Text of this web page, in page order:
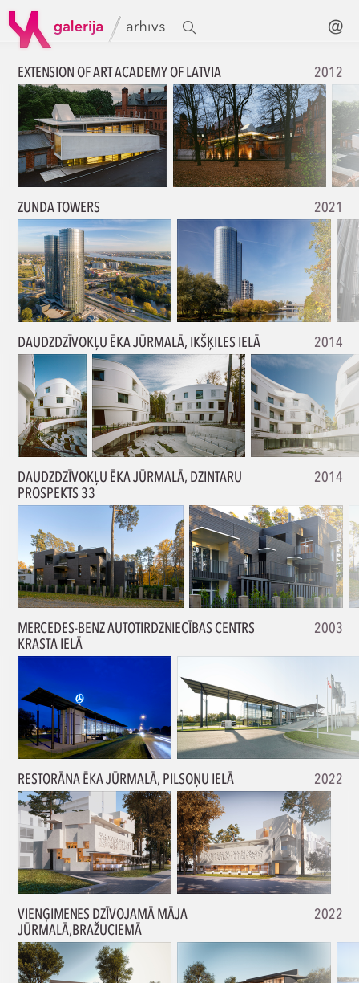
EXTENSION OF ART ACADEMY OF LATVIA 2012
ZUNDA TOWERS 2021
DAUDZDZĪVOKĻU ĒKA JŪRMALĀ, IKŠĶILES IELĀ 2014
DAUDZDZĪVOKĻU ĒKA JŪRMALĀ, DZINTARU
PROSPEKTS 33
2014
MERCEDES-BENZ AUTOTIRDZNIECĪBAS CENTRS
KRASTA IELĀ
2003
RESTORĀNA ĒKA JŪRMALĀ, PILSOŅU IELĀ 2022
VIENĢIMENES DZĪVOJAMĀ MĀJA
JŪRMALĀ,BRAŽUCIEMĀ
2022